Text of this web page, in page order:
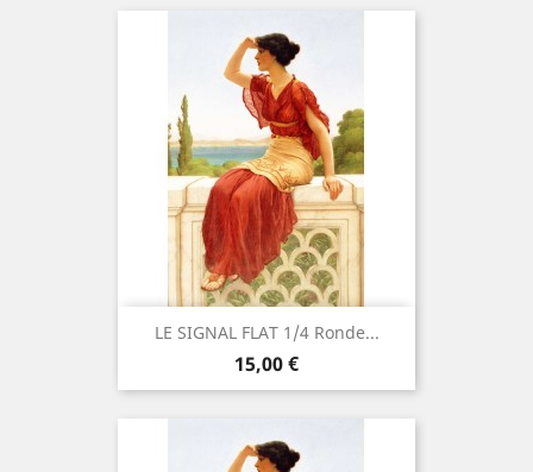
LE SIGNAL FLAT 1/4 Ronde...
Prix
15,00 €